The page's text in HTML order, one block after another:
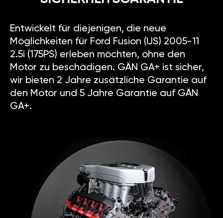
Entwickelt für diejenigen, die neue
Möglichkeiten für Ford Fusion (US) 2005-11
2.5i (175PS) erleben möchten, ohne den
Motor zu beschädigen. GÄN GA+ ist sicher,
wir bieten 2 Jahre zusätzliche Garantie auf
den Motor und 5 Jahre Garantie auf GÄN
GA+.